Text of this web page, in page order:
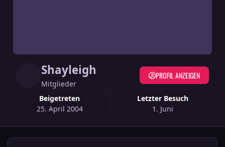
Shayleigh
Mitglieder
Beigetreten
25. April 2004
Letzter Besuch
1. Juni
PROFIL ANZEIGEN